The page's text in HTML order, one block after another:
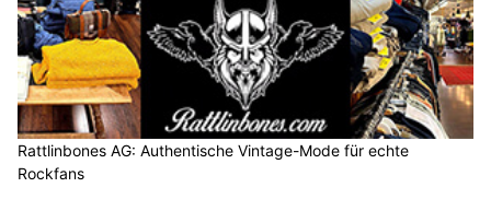
Rattlinbones AG: Authentische Vintage-Mode für echte
Rockfans